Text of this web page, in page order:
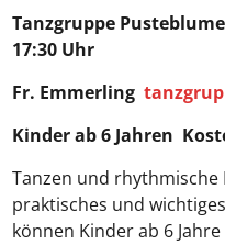
Tanzgruppe
17:30 Uhr
Fr. Emmerling
Kinder ab 6 Jahren
Tanzen und rhythmische
praktisches und
können Kinder ab 6